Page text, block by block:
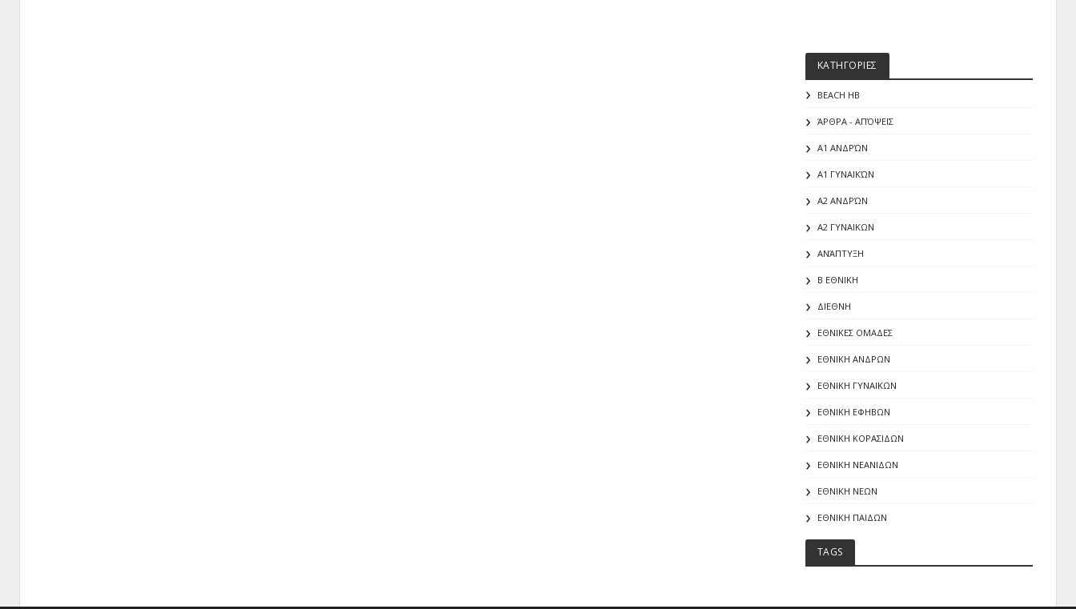
ΚΑΤΗΓΟΡΙΕΣ
BEACH HB
ΆΡΘΡΑ - ΑΠΌΨΕΙΣ
Α1 ΑΝΔΡΏΝ
Α1 ΓΥΝΑΙΚΏΝ
Α2 ΑΝΔΡΏΝ
Α2 ΓΥΝΑΙΚΩΝ
ΑΝΆΠΤΥΞΗ
Β ΕΘΝΙΚΗ
ΔΙΕΘΝΗ
ΕΘΝΙΚΕΣ ΟΜΑΔΕΣ
ΕΘΝΙΚΗ ΑΝΔΡΩΝ
ΕΘΝΙΚΗ ΓΥΝΑΙΚΩΝ
ΕΘΝΙΚΗ ΕΦΗΒΩΝ
ΕΘΝΙΚΗ ΚΟΡΑΣΙΔΩΝ
ΕΘΝΙΚΗ ΝΕΑΝΙΔΩΝ
ΕΘΝΙΚΗ ΝΕΩΝ
ΕΘΝΙΚΗ ΠΑΙΔΩΝ
TAGS